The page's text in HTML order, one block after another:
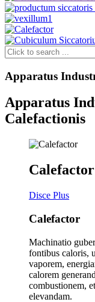
Apparatus
Apparatus
Calefactionis
Calefactor
Disce Plus
Calefactor
Machinatio
fontibus caloris,
vaporem,
calorem
combustionem,
elevandam.